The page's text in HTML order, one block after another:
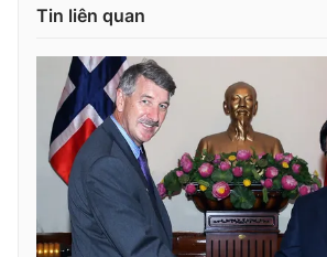
Thị trường 24h
VTV4 Vươn
VTV9 VTV8
Liên hệ tòa soạn English
Tin liên quan